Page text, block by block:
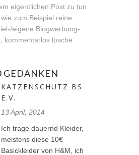
eigentlichen Post zu tun
zum Beispiel reine
eigene Blogwerbung-
kommentarlos lösche.
GEDANKEN
KATZENSCHUTZ BS
E.V.
13 April, 2014
Ich trage dauernd Kleider,
meistens diese 10€
Basickleider von H&M, ich